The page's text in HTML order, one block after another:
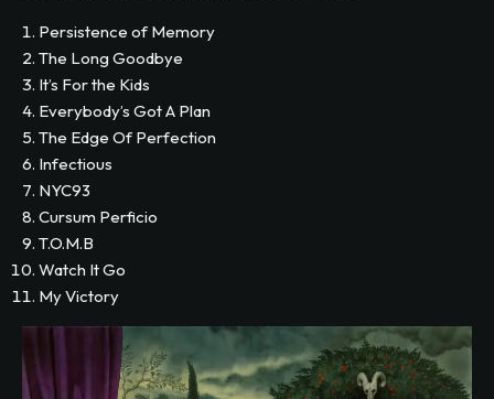
Persistence of Memory
The Long Goodbye
It’s For the Kids
Everybody’s Got A Plan
The Edge Of Perfection
Infectious
NYC93
Cursum Perficio
T.O.M.B
Watch It Go
My Victory